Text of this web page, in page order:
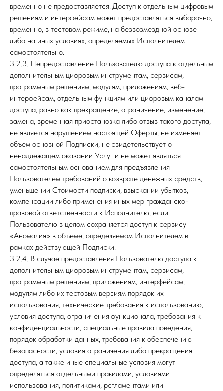
временно не предоставляется. Доступ к отдельным цифровым
решениям и интерфейсам может предоставляться выборочно,
временно, в тестовом режиме, на безвозмездной основе
либо на иных условиях, определяемых Исполнителем
самостоятельно.
3.2.3. Непредоставление Пользователю доступа к отдельным
дополнительным цифровым инструментам, сервисам,
программным решениям, модулям, приложениям, веб-
интерфейсам, отдельным функциям или цифровым каналам
доступа, равно как прекращение, ограничение, изменение,
замена, временная приостановка либо отзыв такого доступа,
не является нарушением настоящей Оферты, не изменяет
объем основной Подписки, не свидетельствует о
ненадлежащем оказании Услуг и не может являться
самостоятельным основанием для предъявления
Пользователем требований о возврате денежных средств,
уменьшении Стоимости подписки, взыскании убытков,
компенсации либо применения иных мер гражданско-
правовой ответственности к Исполнителю, если
Пользователю в целом сохраняется доступ к сервису
«Аномалия» в объеме, определяемом Исполнителем в
рамках действующей Подписки.
3.2.4. В случае предоставления Пользователю доступа к
дополнительным цифровым инструментам, сервисам,
программным решениям, приложениям, интерфейсам,
модулям либо их тестовым версиям порядок их
использования, технические требования к использованию,
условия доступа, ограничения функционала, требования к
конфиденциальности, специальные правила поведения,
порядок обработки данных, требования к обеспечению
безопасности, условия ограничения либо прекращения
доступа, а также иные специальные условия могут
определяться отдельными правилами, условиями
использования, политиками, регламентами или